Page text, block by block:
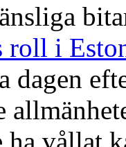
roll i
dagen
vållat